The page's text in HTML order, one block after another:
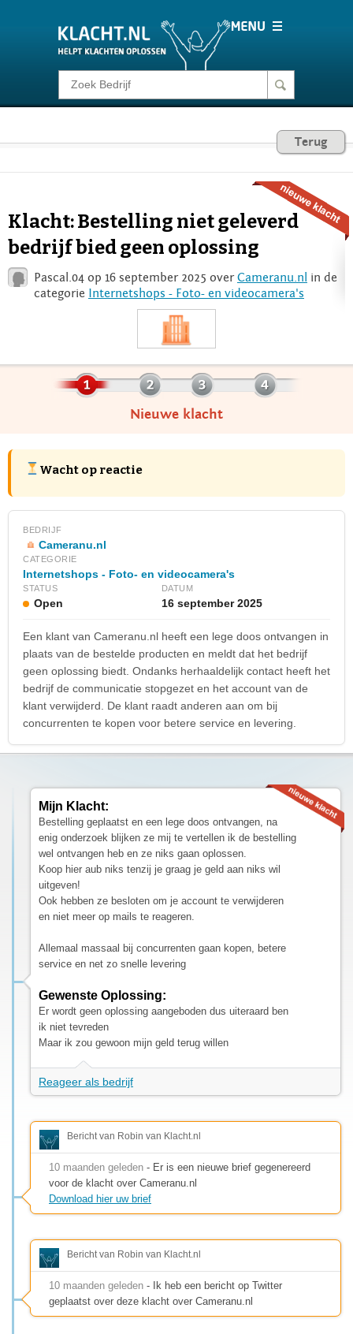
Klacht melden
Consumentenrecht
Voor Bedrijven
Login
Terug
Klacht: Bestelling niet geleverd
bedrijf bied geen oplossing
Pascal.04 op 16 september 2025 overCameranu.nl in de
categorie Internetshops - Foto- en videocamera's
Nieuwe klacht
Wacht op reactie
BEDRIJF
Cameranu.nl
CATEGORIE
Internetshops - Foto- en videocamera's
STATUS
Open
DATUM
16 september 2025
Een klant van Cameranu.nl heeft een lege doos ontvangen in
plaats van de bestelde producten en meldt dat het bedrijf
geen oplossing biedt. Ondanks herhaaldelijk contact heeft het
bedrijf de communicatie stopgezet en het account van de
klant verwijderd. De klant raadt anderen aan om bij
concurrenten te kopen voor betere service en levering.
Mijn Klacht:
Bestelling geplaatst en een lege doos ontvangen, na
enig onderzoek blijken ze mij te vertellen ik de bestelling
wel ontvangen heb en ze niks gaan oplossen.
Koop hier aub niks tenzij je graag je geld aan niks wil
uitgeven!
Ook hebben ze besloten om je account te verwijderen
en niet meer op mails te reageren.
Allemaal massaal bij concurrenten gaan kopen, betere
service en net zo snelle levering
Gewenste Oplossing:
Er wordt geen oplossing aangeboden dus uiteraard ben
ik niet tevreden
Maar ik zou gewoon mijn geld terug willen
Reageer als bedrijf
Bericht van Robin van Klacht.nl
10 maanden geleden - Er is een nieuwe brief gegenereerd
voor de klacht over Cameranu.nl
Download hier uw brief
Bericht van Robin van Klacht.nl
10 maanden geleden - Ik heb een bericht op Twitter
geplaatst over deze klacht over Cameranu.nl